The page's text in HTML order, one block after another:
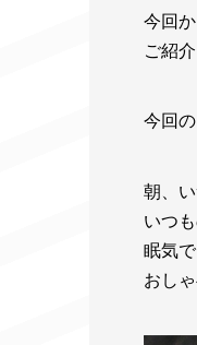
今回
ご紹
今回
朝、
いつ
眠気
おし